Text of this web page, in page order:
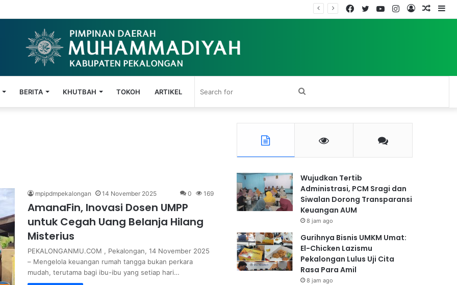
Log
Instagram
YouTube
Twitter
Facebook
BERITA KHUTBAH TOKOH ARTIKEL Search
for
mpipdmpekalongan 14 November 2025 0 169
AmanaFin, Inovasi Dosen UMPP
untuk Cegah Uang Belanja Hilang
Misterius
PEKALONGANMU.COM , Pekalongan, 14 November 2025
– Mengelola keuangan rumah tangga bukan perkara
mudah, terutama bagi ibu-ibu yang setiap hari…
Wujudkan Tertib
Administrasi, PCM Sragi dan
Siwalan Dorong Transparansi
Keuangan AUM
8 jam ago
Gurihnya Bisnis UMKM Umat:
El-Chicken Lazismu
Pekalongan Lulus Uji Cita
Rasa Para Amil
8 jam ago